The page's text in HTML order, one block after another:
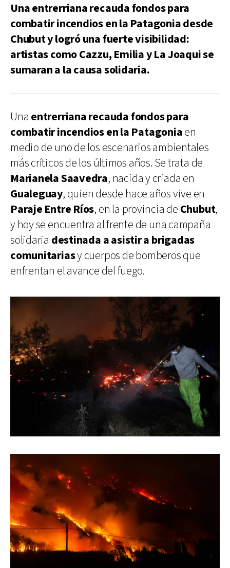
Una entrerriana recauda fondos para
combatir incendios en la Patagonia desde
Chubut y logró una fuerte visibilidad:
artistas como Cazzu, Emilia y La Joaqui se
sumaran a la causa solidaria.
Una entrerriana recauda fondos para
combatir incendios en la Patagoniaen
medio de uno de los escenarios ambientales
más críticos de los últimos años. Se trata de
Marianela Saavedra, nacida y criada en
Gualeguay, quien desde hace años vive en
Paraje Entre Ríos, en la provincia de Chubut,
y hoy se encuentra al frente de una campaña
solidaria destinada a asistir a brigadas
comunitariasy cuerpos de bomberos que
enfrentan el avance del fuego.